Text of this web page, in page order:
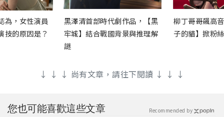
為，女性演員
技的原因是？
黑澤清首部時代劇作品，【黑
牢城】結合戰國背景與推理解
謎
柳丁哥哥飆高
子的貓】掀粉
↓ ↓ ↓ 尚有文章，請往下閱讀 ↓ ↓ ↓
您也可能喜歡這些文章 Recommended by